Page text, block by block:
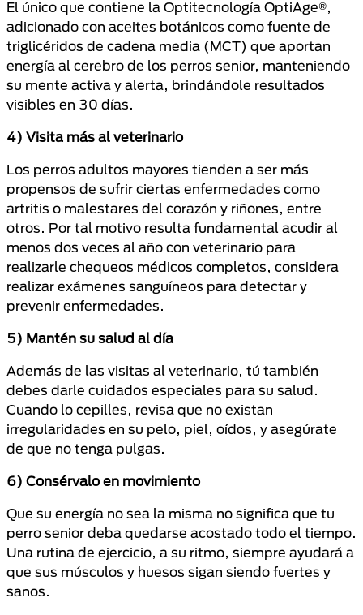
El único que contiene la Optitecnología OptiAge®,
adicionado con aceites botánicos como fuente de
triglicéridos de cadena media (MCT) que aportan
energía al cerebro de los perros senior, manteniendo
su mente activa y alerta, brindándole resultados
visibles en 30 días.
4) Visita más al veterinario
Los perros adultos mayores tienden a ser más
propensos de sufrir ciertas enfermedades como
artritis o malestares del corazón y riñones, entre
otros. Por tal motivo resulta fundamental acudir al
menos dos veces al año con veterinario para
realizarle chequeos médicos completos, considera
realizar exámenes sanguíneos para detectar y
prevenir enfermedades.
5) Mantén su salud al día
Además de las visitas al veterinario, tú también
debes darle cuidados especiales para su salud.
Cuando lo cepilles, revisa que no existan
irregularidades en su pelo, piel, oídos, y asegúrate
de que no tenga pulgas.
6) Consérvalo en movimiento
Que su energía no sea la misma no significa que tu
perro senior deba quedarse acostado todo el tiempo.
Una rutina de ejercicio, a su ritmo, siempre ayudará a
que sus músculos y huesos sigan siendo fuertes y
sanos.